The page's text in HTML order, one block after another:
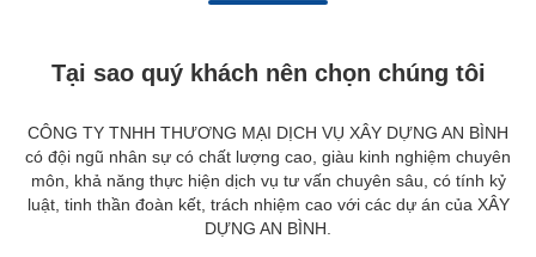
Tại sao quý khách nên chọn chúng tôi
CÔNG TY TNHH THƯƠNG MẠI DỊCH VỤ XÂY DỰNG AN BÌNH
có đội ngũ nhân sự có chất lượng cao, giàu kinh nghiệm chuyên
môn, khả năng thực hiện dịch vụ tư vấn chuyên sâu, có tính kỷ
luật, tinh thần đoàn kết, trách nhiệm cao với các dự án của XÂY
DỰNG AN BÌNH.